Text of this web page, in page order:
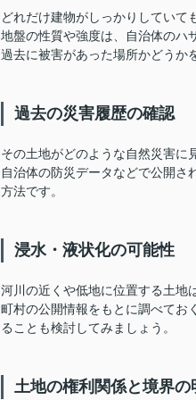
どれだけ建物がしっかりしていて
地盤の性質や強度は、自治体のハ
過去に被害があった場所かどうか
過去の災害履歴の確認
その土地がどのような自然災害に
自治体の防災データなどで公開さ
方法です。
浸水・液状化の可能性
河川の近くや低地に位置する土地
町村の公開情報をもとに調べてお
ることも検討してみましょう。
土地の権利関係と境界の